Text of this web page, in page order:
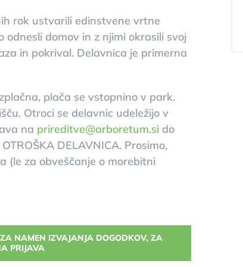
rok ustvarili edinstvene vrtne
domov in z njimi okrasili svoj
in pokrival. Delavnica je primerna
plača se vstopnino v park.
Otroci se delavnic udeležijo v
na prireditve@arboretum.sido
DELAVNICA. Prosimo,
(le za obveščanje o morebitni
NAMEN IZVAJANJA DOGODKOV, ZA
PRIJAVA